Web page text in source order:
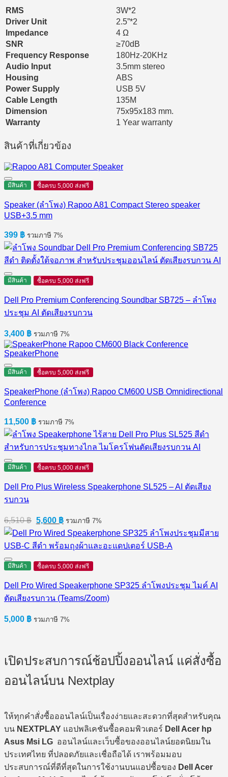
RMS
3W*2
Driver Unit
2.5”*2
Impedance
4 Ω
SNR
≥70dB
Frequency Response
180Hz-20KHz
Audio Input
3.5mm stereo
Housing
ABS
Power Supply
USB 5V
Cable Length
135M
Dimension
75x95x183 mm.
Warranty
1 Year warranty
สินค้าที่เกี่ยวข้อง
มีสินค้า ซื้อครบ 5,000 ส่งฟรี
Speaker (ลำโพง) Rapoo A81 Compact Stereo speaker
USB+3.5 mm
399 ฿ รวมภาษี 7%
มีสินค้า ซื้อครบ 5,000 ส่งฟรี
Dell Pro Premium Conferencing Soundbar SB725 – ลำโพง
ประชุม AI ตัดเสียงรบกวน
3,400 ฿ รวมภาษี 7%
มีสินค้า ซื้อครบ 5,000 ส่งฟรี
SpeakerPhone (ลำโพง) Rapoo CM600 USB Omnidirectional
Conference
11,500 ฿ รวมภาษี 7%
มีสินค้า ซื้อครบ 5,000 ส่งฟรี
Dell Pro Plus Wireless Speakerphone SL525 – AI ตัดเสียง
รบกวน
6,510฿ Original
price
was:
6,510 ฿.
5,600 ฿Current
price
is:
5,600 ฿.
รวมภาษี 7%
มีสินค้า ซื้อครบ 5,000 ส่งฟรี
Dell Pro Wired Speakerphone SP325 ลำโพงประชุม ไมค์ AI
ตัดเสียงรบกวน (Teams/Zoom)
5,000 ฿ รวมภาษี 7%
เปิดประสบการณ์ช้อปปิ้งออนไลน์ แค่สั่งซื้อ
ออนไลน์บน Nextplay
ให้ทุกคำสั่งซื้อออนไลน์เป็นเรื่องง่ายและสะดวกที่สุดสำหรับคุณ
บน NEXTPLAY แอปพลิเคชันซื้อคอมพิวเตอร์ Dell Acer hp
Asus Msi LG ออนไลน์และเว็บซื้อของออนไลน์ยอดนิยมใน
ประเทศไทย ที่ปลอดภัยและเชื่อถือได้ เราพร้อมมอบ
ประสบการณ์ที่ดีที่สุดในการใช้งานบนแอปซื้อของ Dell Acer